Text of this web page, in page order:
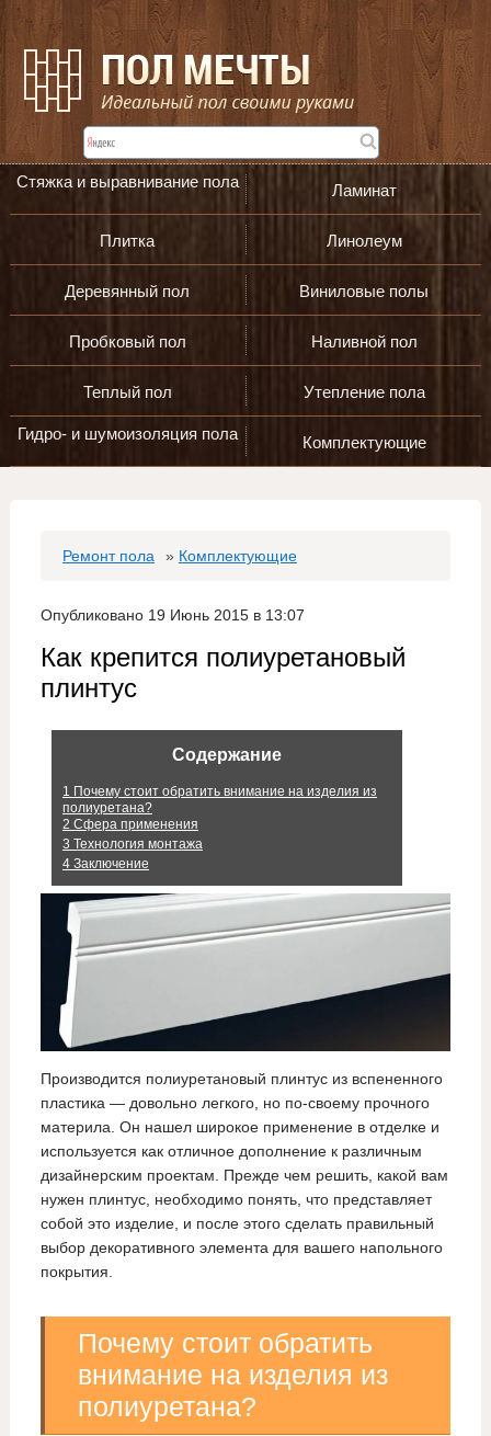
Стяжка и выравнивание пола Ламинат
Плитка Линолеум
Деревянный пол Виниловые полы
Пробковый пол Наливной пол
Теплый пол Утепление пола
Гидро- и шумоизоляция пола Комплектующие
Ремонт пола » Комплектующие
Опубликовано 19 Июнь 2015 в 13:07
Как крепится полиуретановый
плинтус
Содержание
1 Почему стоит обратить внимание на изделия из
полиуретана?
2 Сфера применения
3 Технология монтажа
4Заключение
Производится полиуретановый плинтус из вспененного
пластика — довольно легкого, но по-своему прочного
материла. Он нашел широкое применение в отделке и
используется как отличное дополнение к различным
дизайнерским проектам. Прежде чем решить, какой вам
нужен плинтус, необходимо понять, что представляет
собой это изделие, и после этого сделать правильный
выбор декоративного элемента для вашего напольного
покрытия.
Почему стоит обратить
внимание на изделия из
полиуретана?